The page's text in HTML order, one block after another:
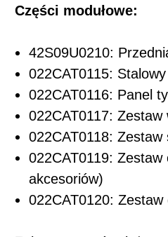
Części modułowe:
42S09U0210:
022CAT0115:
022CAT0116: Panel
022CAT0117: Zestaw
022CAT0118: Zestaw
022CAT0119:
akcesoriów)
022CAT0120: Zestaw